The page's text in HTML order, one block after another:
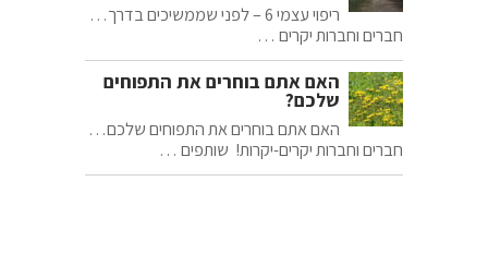
ריפוי עצמי 6 – לפני שממשיכים בדרך…
חברים וחברות יקרים …
האם אתם בוחרים את התפוחים
שלכם?
האם אתם בוחרים את התפוחים שלכם…
חברים וחברות יקרים-יקרות! שותפים …